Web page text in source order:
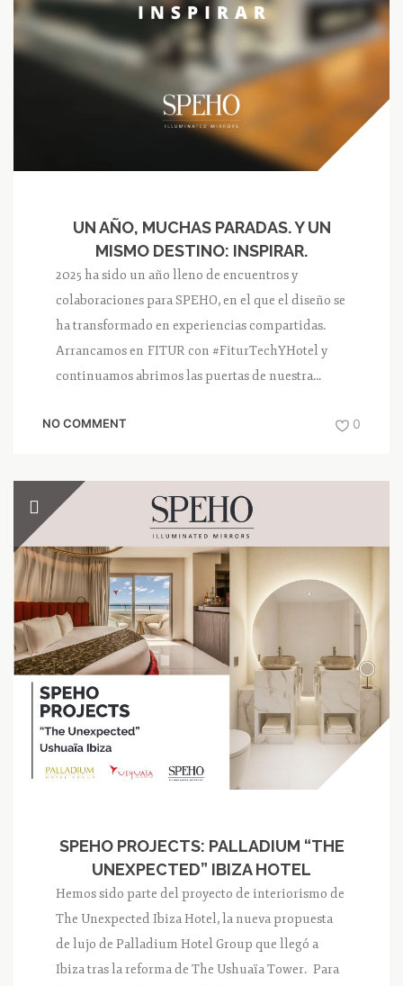
UN AÑO, MUCHAS PARADAS. Y UN
MISMO DESTINO: INSPIRAR.
2025 ha sido un año lleno de encuentros y
colaboraciones para SPEHO, en el que el diseño se
ha transformado en experiencias compartidas.
Arrancamos en FITUR con #FiturTechYHotel y
continuamos abrimos las puertas de nuestra...
NO COMMENT 0
SPEHO PROJECTS: PALLADIUM “THE
UNEXPECTED” IBIZA HOTEL
Hemos sido parte del proyecto de interiorismo de
The Unexpected Ibiza Hotel, la nueva propuesta
de lujo de Palladium Hotel Group que llegó a
Ibiza tras la reforma de The Ushuaïa Tower. Para